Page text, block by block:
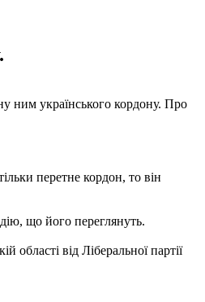
ним українського кордону. Про
перетне кордон, то він
що його переглянуть.
від Ліберальної партії